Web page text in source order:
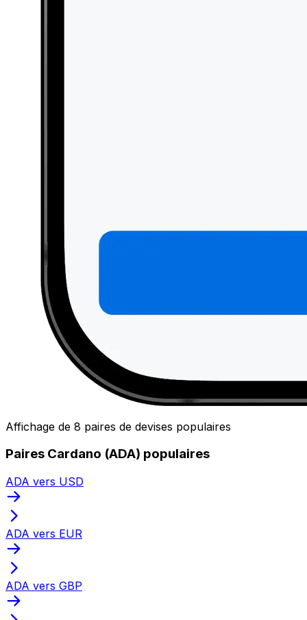
Affichage de 8 paires de devises populaires
Paires Cardano (ADA) populaires
ADA vers USD
ADA vers EUR
ADA vers GBP